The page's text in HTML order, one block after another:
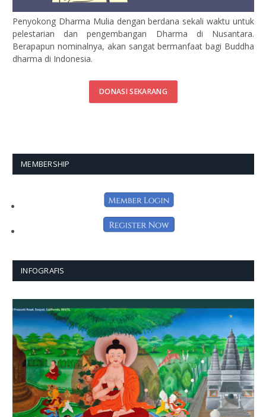
Penyokong Dharma Mulia dengan berdana sekali waktu untuk
pelestarian dan pengembangan Dharma di Nusantara.
Berapapun nominalnya, akan sangat bermanfaat bagi Buddha
dharma di Indonesia.
DONASI SEKARANG
MEMBERSHIP
INFOGRAFIS